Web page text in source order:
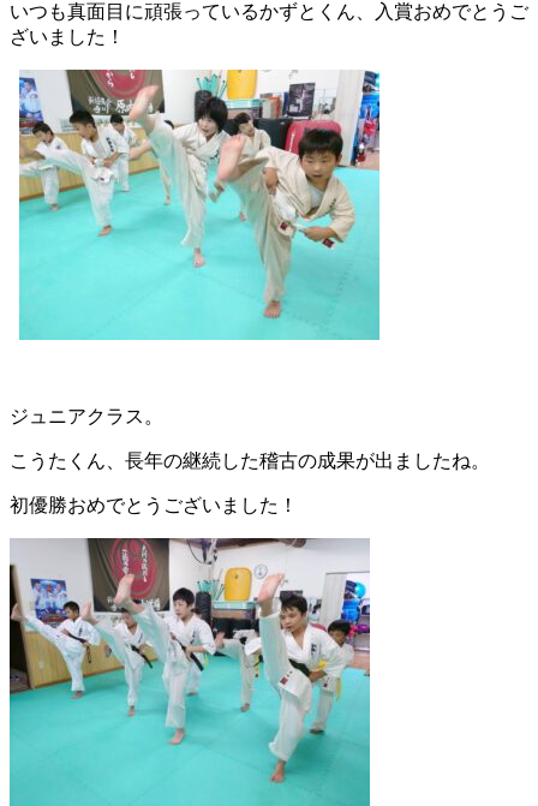
いつも真面目に頑張っているかずとくん、入賞おめでとうご
ざいました！
ジュニアクラス。
こうたくん、長年の継続した稽古の成果が出ましたね。
初優勝おめでとうございました！